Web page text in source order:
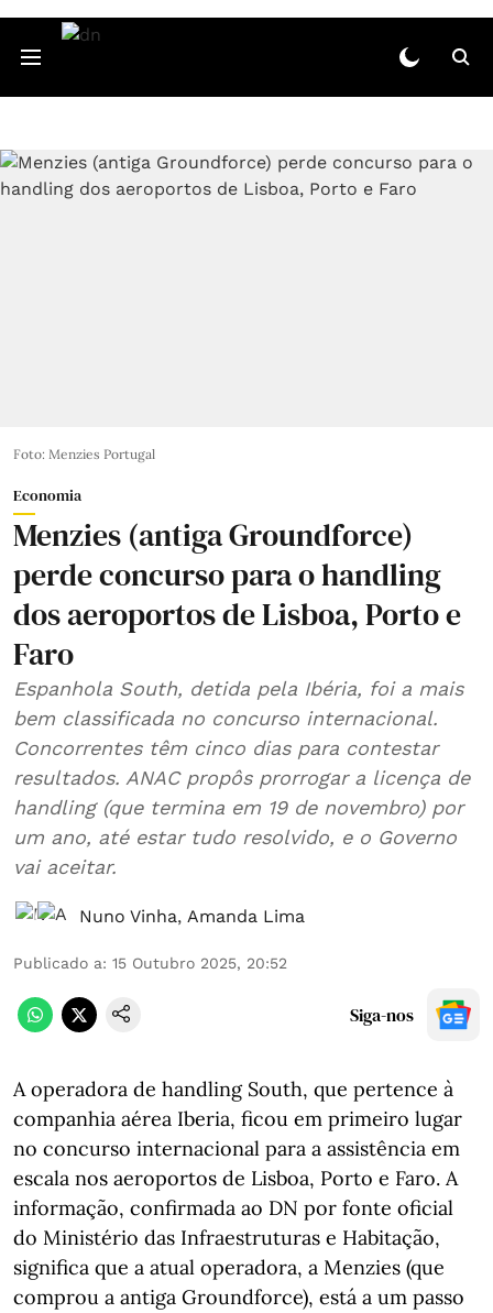
Foto: Menzies Portugal
Economia
Menzies (antiga Groundforce)
perde concurso para o handling
dos aeroportos de Lisboa, Porto e
Faro
Espanhola South, detida pela Ibéria, foi a mais
bem classificada no concurso internacional.
Concorrentes têm cinco dias para contestar
resultados. ANAC propôs prorrogar a licença de
handling (que termina em 19 de novembro) por
um ano, até estar tudo resolvido, e o Governo
vai aceitar.
Nuno Vinha, Amanda Lima
Publicado a: 15 Outubro 2025, 20:52
Siga-nos
A operadora de handling South, que pertence à
companhia aérea Iberia, ficou em primeiro lugar
no concurso internacional para a assistência em
escala nos aeroportos de Lisboa, Porto e Faro. A
informação, confirmada ao DN por fonte oficial
do Ministério das Infraestruturas e Habitação,
significa que a atual operadora, a Menzies (que
comprou a antiga Groundforce), está a um passo